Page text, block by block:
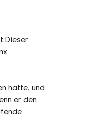
hatte, und
er den